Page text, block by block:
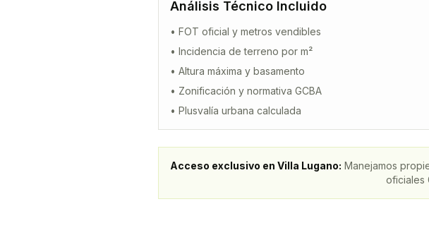
Análisis Técnico Incluido
• FOT oficial y metros vendibles
• Incidencia de terreno por m²
• Altura máxima y basamento
• Zonificación y normativa GCBA
• Plusvalía urbana calculada
Acceso exclusivo en Villa Lugano: Manejamos
oficiales